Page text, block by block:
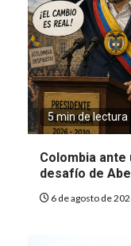
5 min de lectura
Colombia
desafío de
6 de agosto de